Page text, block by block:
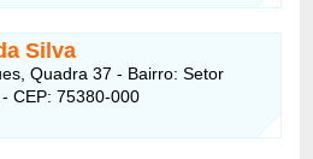
Silva
Quadra 37 - Bairro: Setor
CEP: 75380-000